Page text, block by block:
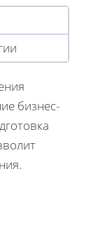
бизнес-